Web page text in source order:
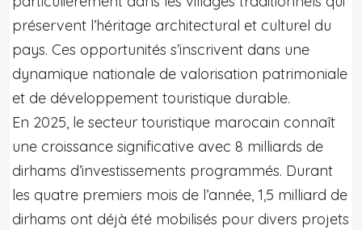
préservent l’héritage architectural et culturel du
pays. Ces opportunités s’inscrivent dans une
dynamique nationale de valorisation patrimoniale
et de développement touristique durable.
En 2025, le secteur touristique marocain connaît
une croissance significative avec 8 milliards de
dirhams d’investissements programmés. Durant
les quatre premiers mois de l’année, 1,5 milliard de
dirhams ont déjà été mobilisés pour divers projets